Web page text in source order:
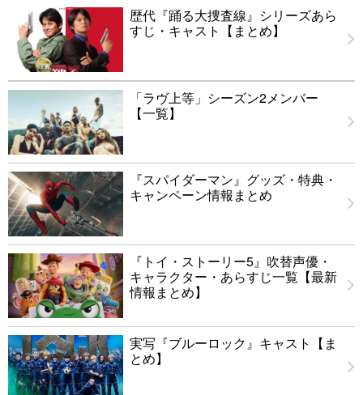
歴代『踊る大捜査線』シリーズあら
すじ・キャスト【まとめ】
「ラヴ上等」シーズン2メンバー
【一覧】
『スパイダーマン』グッズ・特典・
キャンペーン情報まとめ
『トイ・ストーリー5』吹替声優・
キャラクター・あらすじ一覧【最新
情報まとめ】
実写『ブルーロック』キャスト【ま
とめ】